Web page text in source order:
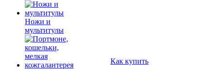
Ножи и
мультитулы
Как купить